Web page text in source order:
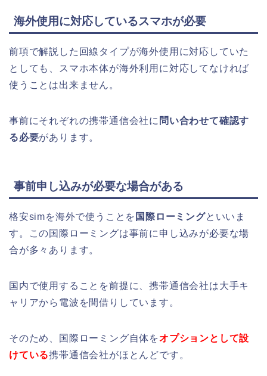
海外使用に対応しているスマホが必要
前項で解説した回線タイプが海外使用に対応していた
としても、スマホ本体が海外利用に対応してなければ
使うことは出来ません。
事前にそれぞれの携帯通信会社に 問い合わせて確認す
る必要があります。
事前申し込みが必要な場合がある
格安simを海外で使うことを 国際ローミングといいま
す。この国際ローミングは事前に申し込みが必要な場
合が多々あります。
国内で使用することを前提に、携帯通信会社は大手キ
ャリアから電波を間借りしています。
そのため、国際ローミング自体をオプションとして設
けている携帯通信会社がほとんどです。